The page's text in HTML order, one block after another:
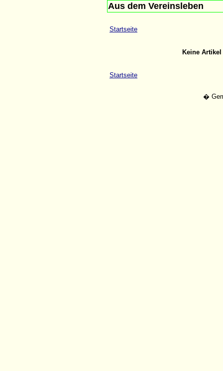
Aus dem Vereinsleben
Startseite
Keine
Startseite
�